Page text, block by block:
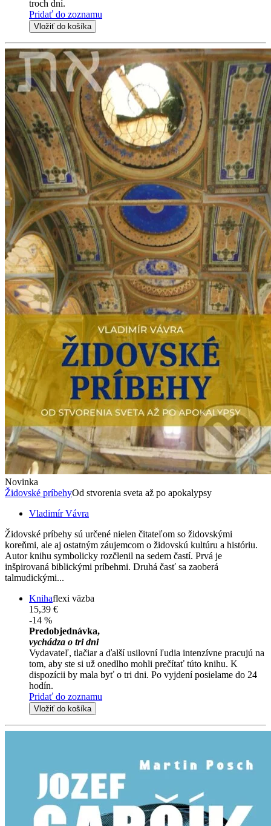
troch dní.
Pridať do zoznamu
Vložiť do košíka
Novinka
Židovské príbehyOd stvorenia sveta až po apokalypsy
Vladimír Vávra
Židovské príbehy sú určené nielen čitateľom so židovskými
koreňmi, ale aj ostatným záujemcom o židovskú kultúru a históriu.
Autor knihu symbolicky rozčlenil na sedem častí. Prvá je
inšpirovaná biblickými príbehmi. Druhá časť sa zaoberá
talmudickými...
Knihaflexi väzba
15,39 €
-14 %
Predobjednávka,
vychádza o tri dni
Vydavateľ, tlačiar a ďalší usilovní ľudia intenzívne pracujú na
tom, aby ste si už onedlho mohli prečítať túto knihu. K
dispozícii by mala byť o tri dni. Po vyjdení posielame do 24
hodín.
Pridať do zoznamu
Vložiť do košíka